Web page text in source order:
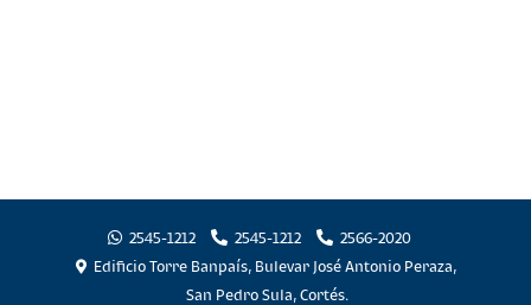
2545-1212 2545-1212
2566-2020
Edificio Torre Banpaís, Bulevar José Antonio Peraza,
San Pedro Sula, Cortés.